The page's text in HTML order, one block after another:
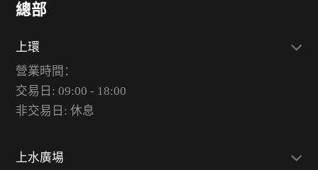
總部
上環
營業時間：
交易日: 09:00 - 18:00
非交易日: 休息
上水廣場